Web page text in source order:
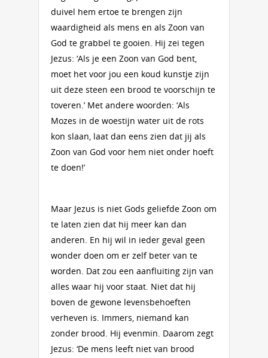
duivel hem ertoe te brengen zijn
waardigheid als mens en als Zoon van
God te grabbel te gooien. Hij zei tegen
Jezus: ‘Als je een Zoon van God bent,
moet het voor jou een koud kunstje zijn
uit deze steen een brood te voorschijn te
toveren.’ Met andere woorden: ‘Als
Mozes in de woestijn water uit de rots
kon slaan, laat dan eens zien dat jij als
Zoon van God voor hem niet onder hoeft
te doen!’
Maar Jezus is niet Gods geliefde Zoon om
te laten zien dat hij meer kan dan
anderen. En hij wil in ieder geval geen
wonder doen om er zelf beter van te
worden. Dat zou een aanfluiting zijn van
alles waar hij voor staat. Niet dat hij
boven de gewone levensbehoeften
verheven is. Immers, niemand kan
zonder brood. Hij evenmin. Daarom zegt
Jezus: ‘De mens leeft niet van brood